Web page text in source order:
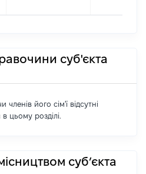
суб'єкта
його сім'ї відсутні
цьому розділі.
суб’єкта